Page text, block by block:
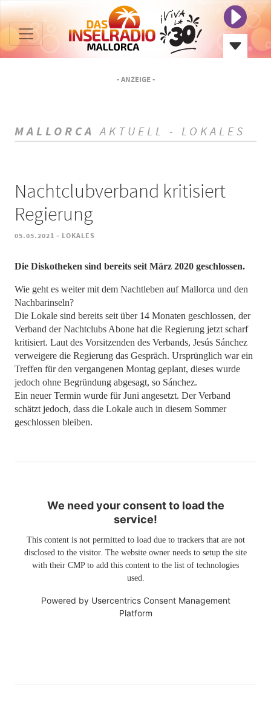
- ANZEIGE -
MALLORCA AKTUELL - LOKALES
Nachtclubverband kritisiert
Regierung
05.05.2021 - LOKALES
Die Diskotheken sind bereits seit März 2020 geschlossen.
Wie geht es weiter mit dem Nachtleben auf Mallorca und den
Nachbarinseln?
Die Lokale sind bereits seit über 14 Monaten geschlossen, der
Verband der Nachtclubs Abone hat die Regierung jetzt scharf
kritisiert. Laut des Vorsitzenden des Verbands, Jesús Sánchez
verweigere die Regierung das Gespräch. Ursprünglich war ein
Treffen für den vergangenen Montag geplant, dieses wurde
jedoch ohne Begründung abgesagt, so Sánchez.
Ein neuer Termin wurde für Juni angesetzt. Der Verband
schätzt jedoch, dass die Lokale auch in diesem Sommer
geschlossen bleiben.
We need your consent to load the
service!
This content is not permitted to load due to trackers that are not
disclosed to the visitor. The website owner needs to setup the site
with their CMP to add this content to the list of technologies
used.
Powered by Usercentrics Consent Management
Platform